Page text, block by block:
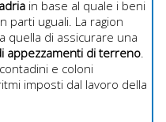
in base al quale i beni
parti uguali. La ragion
quella di assicurare una
appezzamenti di terreno.
e coloni
imposti dal lavoro della